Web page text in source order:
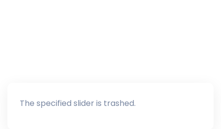
The specified slider is trashed.